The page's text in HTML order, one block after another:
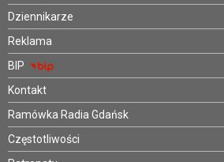
Dziennikarze
Reklama
BIP
Kontakt
Ramówka Radia Gdańsk
Częstotliwości